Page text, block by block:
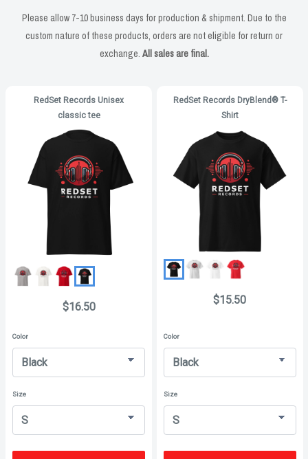
Please allow 7-10 business days for production & shipment. Due to the
custom nature of these products, orders are not eligible for return or
exchange. All sales are final.
RedSet Records Unisex
classic tee
$16.50
Color
Size
RedSet Records DryBlend® T-
Shirt
$15.50
Color
Size